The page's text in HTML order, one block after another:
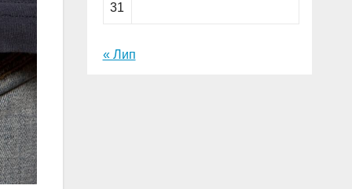
31
« Лип